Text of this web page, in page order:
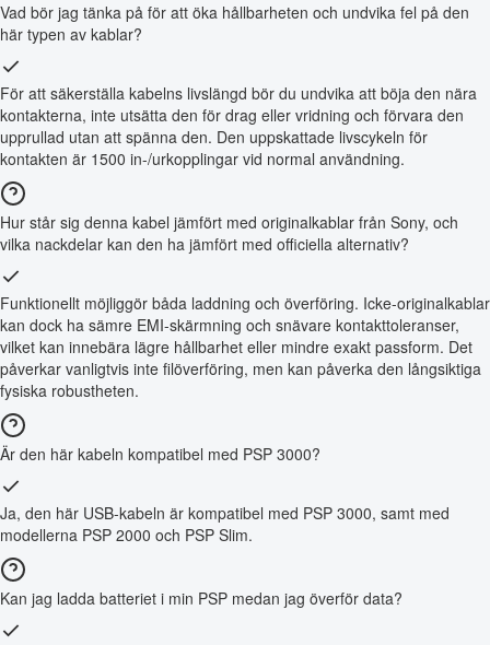
Vad bör jag tänka på för att öka hållbarheten och undvika fel på den
här typen av kablar?
För att säkerställa kabelns livslängd bör du undvika att böja den nära
kontakterna, inte utsätta den för drag eller vridning och förvara den
upprullad utan att spänna den. Den uppskattade livscykeln för
kontakten är 1500 in-/urkopplingar vid normal användning.
Hur står sig denna kabel jämfört med originalkablar från Sony, och
vilka nackdelar kan den ha jämfört med officiella alternativ?
Funktionellt möjliggör båda laddning och överföring. Icke-originalkablar
kan dock ha sämre EMI-skärmning och snävare kontakttoleranser,
vilket kan innebära lägre hållbarhet eller mindre exakt passform. Det
påverkar vanligtvis inte filöverföring, men kan påverka den långsiktiga
fysiska robustheten.
Är den här kabeln kompatibel med PSP 3000?
Ja, den här USB-kabeln är kompatibel med PSP 3000, samt med
modellerna PSP 2000 och PSP Slim.
Kan jag ladda batteriet i min PSP medan jag överför data?